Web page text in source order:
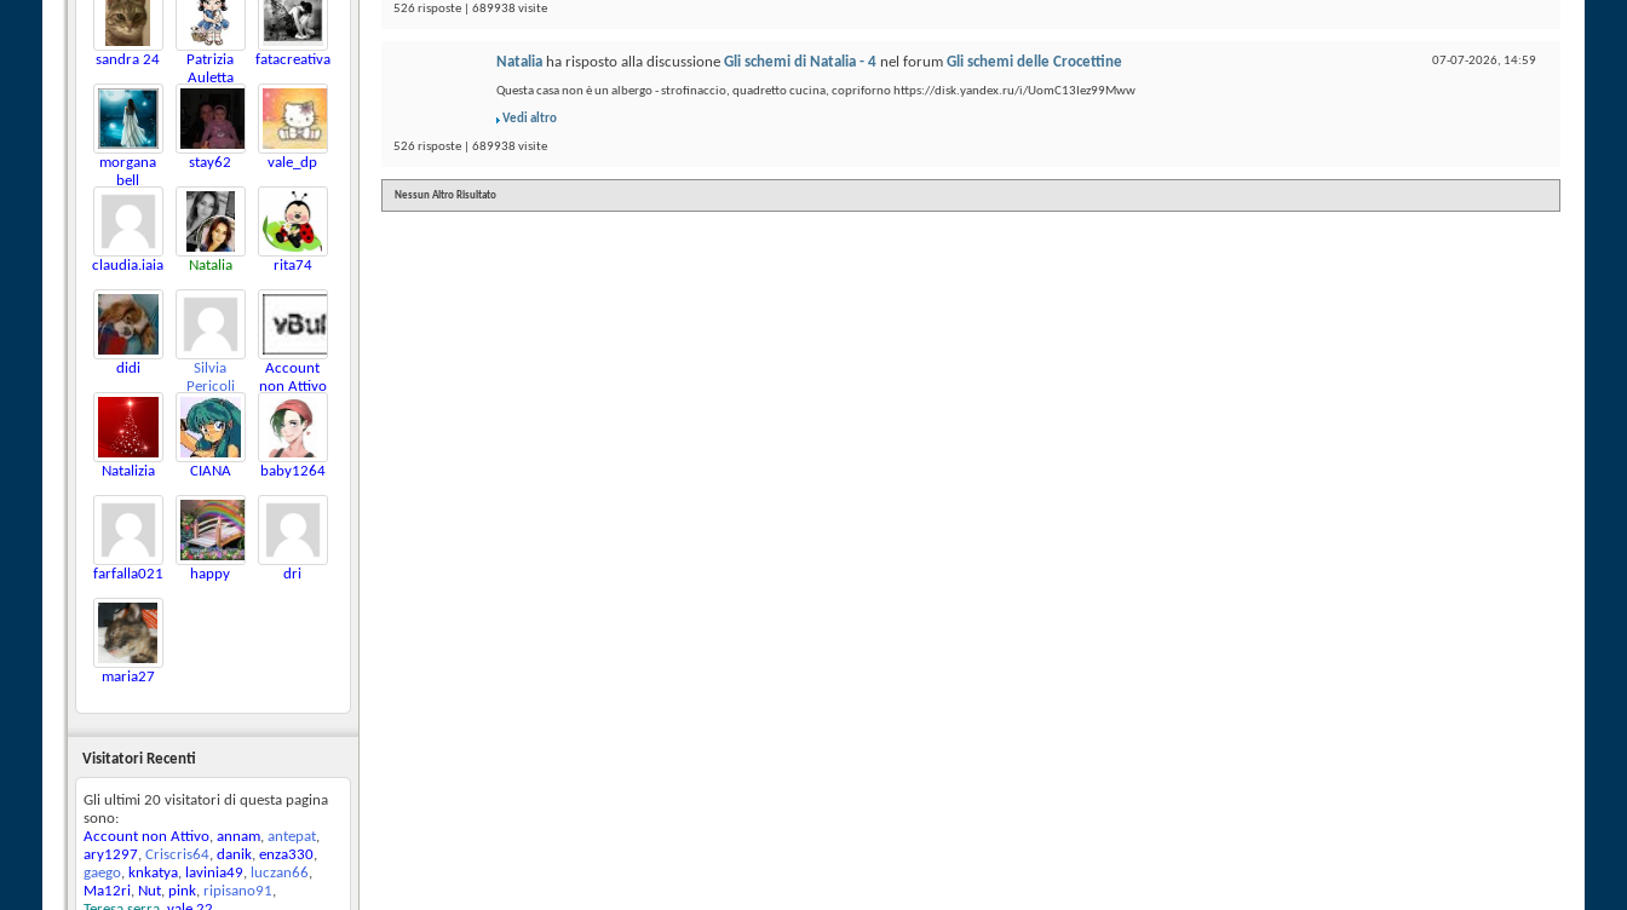
sandra 24
Patrizia
Auletta
fatacreativa
morgana
bell
stay62 vale_dp
claudia.iaia Natalia rita74
didi
Silvia
Pericoli
Account
non Attivo
Natalizia CIANA baby1264
farfalla021 happy dri
maria27
Visitatori Recenti
Gli ultimi 20 visitatori di questa pagina
sono:
Account non Attivo, annam, antepat,
ary1297, Criscris64, danik, enza330,
gaego, knkatya, lavinia49, luczan66,
Ma12ri, Nut, pink, ripisano91,
526 risposte | 689938 visite
07-07-2026, 14:59
Natalia ha risposto alla discussione Gli schemi di Natalia - 4 nel forum Gli schemi delle Crocettine
Questa casa non è un albergo - strofinaccio, quadretto cucina, copriforno https://disk.yandex.ru/i/UomC13Iez99Mww
Vedi altro
526 risposte | 689938 visite
Nessun Altro Risultato